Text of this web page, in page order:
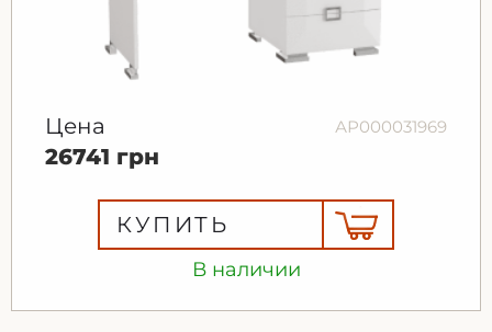
В наличии
Цена АР000031969
26741 грн
КУПИТЬ